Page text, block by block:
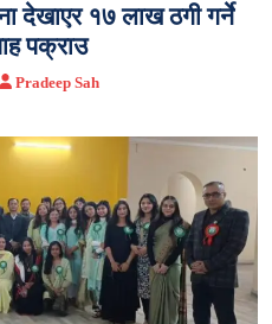
देखाएर १७ लाख ठगी गर्ने
पक्राउ
Pradeep Sah